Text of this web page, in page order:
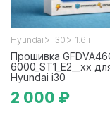
Hyundai > i30 > 1.6 i
Прошивка
6000_ST1_E2__xx
Hyundai i30
2 000 ₽